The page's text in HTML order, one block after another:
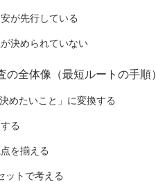
が先行している
決められていない
全体像（最短ルートの手順）
めたいこと」に変換する
る
を揃える
ットで考える